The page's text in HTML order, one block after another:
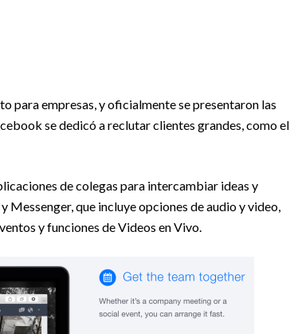
para empresas, y oficialmente se presentaron las
se dedicó a reclutar clientes grandes, como el
de colegas para intercambiar ideas y
que incluye opciones de audio y video,
y funciones de Videos en Vivo.